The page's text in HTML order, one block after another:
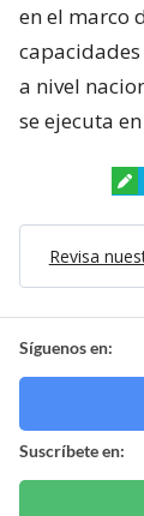
en el marco
a nivel
se ejecuta
Revisa
Síguenos en:
Suscríbete en: